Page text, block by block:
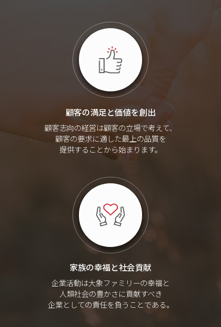
顧客の満足と価値を創出
顧客志向の経営は顧客の立場で考えて、
顧客の要求に適した最上の品質を
提供することから始まります。
家族の幸福と社会貢献
企業活動は大象ファミリーの幸福と
人類社会の豊かさに貢献すべき
企業としての責任を負うことである。